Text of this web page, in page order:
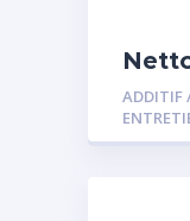
ADDITIF